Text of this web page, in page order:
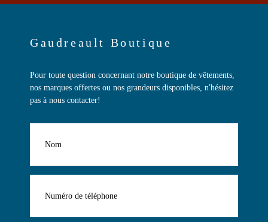
Gaudreault Boutique
Pour toute question concernant notre boutique de vêtements,
nos marques offertes ou nos grandeurs disponibles, n'hésitez
pas à nous contacter!